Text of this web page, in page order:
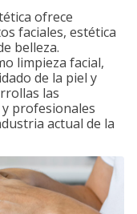
ofrece
faciales, estética
belleza.
limpieza facial,
de la piel y
las
profesionales
actual de la